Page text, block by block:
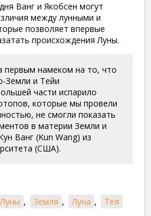
Ванг и Якобсен могут
между лунными и
позволяет впервые
происхождения Луны.
первым намеком на то, что
Земли и Тейи
части испарило
которые мы провели
не смогли показать
в материи Земли и
Ванг (Kun Wang) из
(США).
, Земля , Луна , Тея